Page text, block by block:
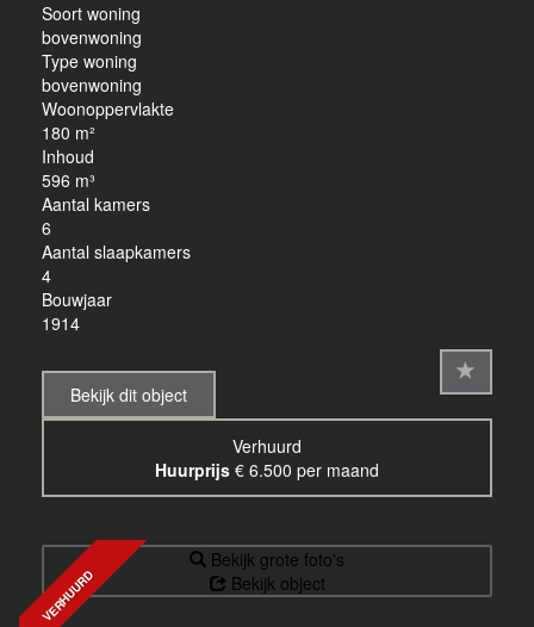
Soort woning
bovenwoning
Type woning
bovenwoning
Woonoppervlakte
180 m²
Inhoud
596 m³
Aantal kamers
6
Aantal slaapkamers
4
Bouwjaar
1914
Bekijk dit object
Verhuurd
Huurprijs € 6.500 per maand
VERHUURD
Bekijk grote foto's
Bekijk object